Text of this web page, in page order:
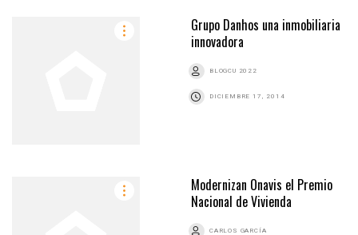
Grupo Danhos una inmobiliaria
innovadora
BLOGCU 2022
DICIEMBRE 17, 2014
Modernizan Onavis el Premio
Nacional de Vivienda
CARLOS GARCÍA